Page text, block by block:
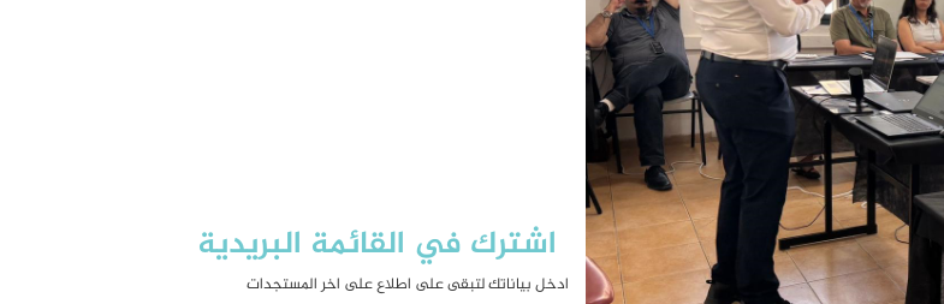
اشترك في القائمة البريدية
ادخل بياناتك لتبقى على اطلاع على اخر المستجدات